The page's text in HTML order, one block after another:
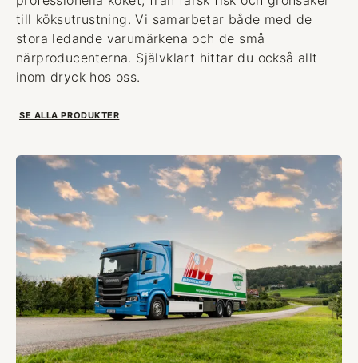
till köksutrustning. Vi samarbetar både med de
stora ledande varumärkena och de små
närproducenterna. Självklart hittar du också allt
inom dryck hos oss.
SE ALLA PRODUKTER